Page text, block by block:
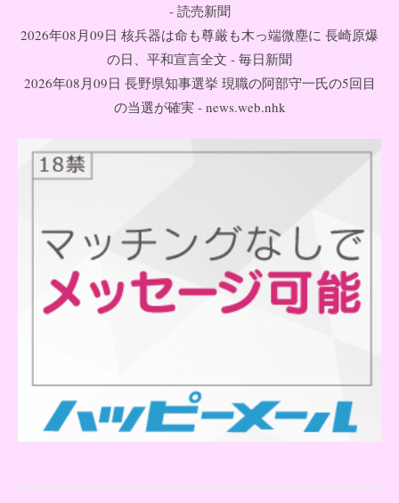
- 読売新聞
2026年08月09日 核兵器は命も尊厳も木っ端微塵に 長崎原爆
の日、平和宣言全文 - 毎日新聞
2026年08月09日 長野県知事選挙 現職の阿部守一氏の5回目
の当選が確実 - news.web.nhk